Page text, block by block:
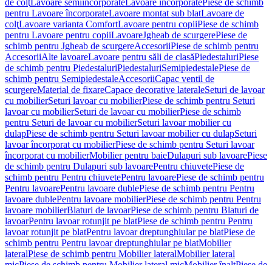
de colţLavoare semiîncorporateLavoare încorporatePiese de schimb
pentru Lavoare încorporateLavoare montat sub blatLavoare de
colţLavoare varianta ComfortLavoare pentru copiiPiese de schimb
pentru Lavoare pentru copiiLavoareJgheab de scurgerePiese de
schimb pentru Jgheab de scurgereAccesoriiPiese de schimb pentru
AccesoriiAlte lavoareLavoare pentru săli de clasăPiedestaluriPiese
de schimb pentru PiedestaluriPiedestaluriSemipiedestalePiese de
schimb pentru SemipiedestaleAccesoriiCapac ventil de
scurgereMaterial de fixareCapace decorative lateraleSeturi de lavoar
cu mobilierSeturi lavoar cu mobilierPiese de schimb pentru Seturi
lavoar cu mobilierSeturi de lavoar cu mobilierPiese de schimb
pentru Seturi de lavoar cu mobilierSeturi lavoar mobilier cu
dulapPiese de schimb pentru Seturi lavoar mobilier cu dulapSeturi
lavoar încorporat cu mobilierPiese de schimb pentru Seturi lavoar
încorporat cu mobilierMobilier pentru baieDulapuri sub lavoarePiese
de schimb pentru Dulapuri sub lavoarePentru chiuvetePiese de
schimb pentru Pentru chiuvetePentru lavoarePiese de schimb pentru
Pentru lavoarePentru lavoare dublePiese de schimb pentru Pentru
lavoare dublePentru lavoare mobilierPiese de schimb pentru Pentru
lavoare mobilierBlaturi de lavoarPiese de schimb pentru Blaturi de
lavoarPentru lavoar rotunjit pe blatPiese de schimb pentru Pentru
lavoar rotunjit pe blatPentru lavoar dreptunghiular pe blatPiese de
schimb pentru Pentru lavoar dreptunghiular pe blatMobilier
lateralPiese de schimb pentru Mobilier lateralMobilier lateral